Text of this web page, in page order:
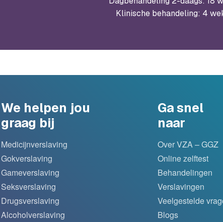
Klinische behandeling: 4
We helpen jou
graag bij
Medicijnverslaving
Gokverslaving
Gameverslaving
Seksverslaving
Drugsverslaving
Alcoholverslaving
Ga snel
naar
Over VZA – GGZ
Online zelftest
Behandelingen
Verslavingen
Veelgestelde
Blogs